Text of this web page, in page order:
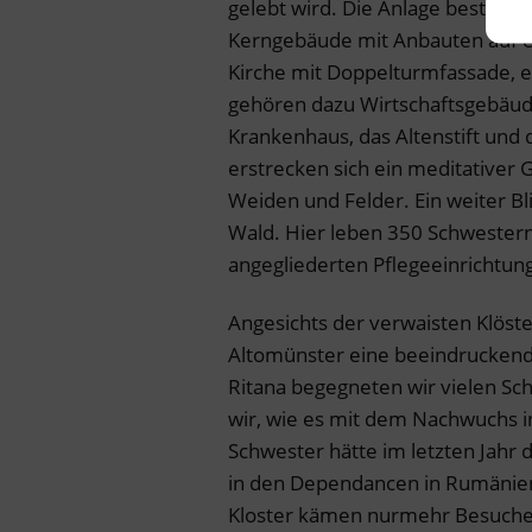
gelebt wird. Die Anlage besteht
Kerngebäude mit Anbauten auf
Kirche mit Doppelturmfassade,
gehören dazu
Krankenhaus, das Altenstift und
erstrecken sich ein meditativer
Weiden und Felder. Ein weiter
Wald. Hier leben 350
angegliederten
Angesichts der verwaisten
Altomünster eine
Ritana begegneten wir vielen
wir, wie es mit dem Nachwuchs
Schwester hätte im letzten Jahr
in den Dependancen in
Kloster kämen nurmehr